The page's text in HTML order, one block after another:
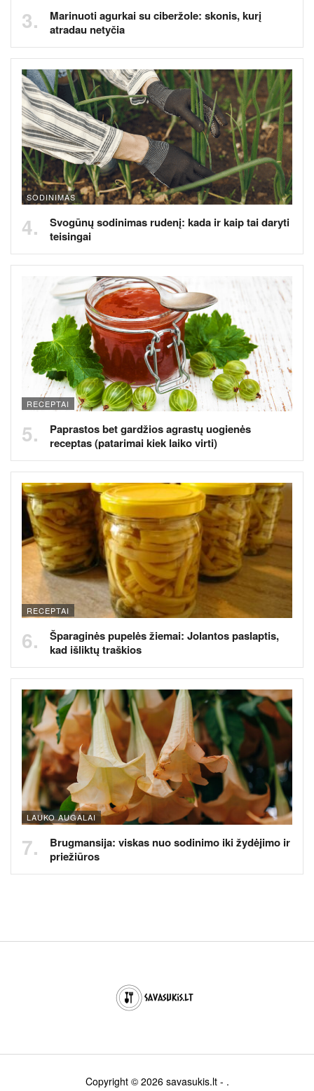
Marinuoti agurkai su ciberžole: skonis, kurį
atradau netyčia
SODINIMAS
Svogūnų sodinimas rudenį: kada ir kaip tai daryti
teisingai
RECEPTAI
Paprastos bet gardžios agrastų uogienės
receptas (patarimai kiek laiko virti)
RECEPTAI
Šparaginės pupelės žiemai: Jolantos paslaptis,
kad išliktų traškios
LAUKO AUGALAI
Brugmansija: viskas nuo sodinimo iki žydėjimo ir
priežiūros
Copyright © 2026 savasukis.lt- .